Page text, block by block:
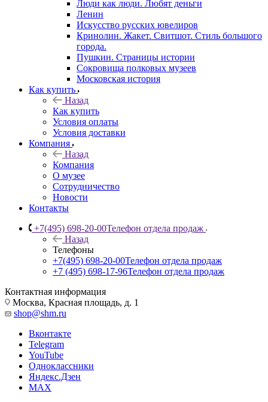
Люди как люди. Любят деньги
Ленин
Искусство русских ювелиров
Кринолин. Жакет. Свитшот. Стиль большого
города.
Пушкин. Страницы истории
Сокровища полковых музеев
Московская история
Как купить
Назад
Как купить
Условия оплаты
Условия доставки
Компания
Назад
Компания
О музее
Сотрудничество
Новости
Контакты
+7(495) 698-20-00Телефон отдела продаж
Назад
Телефоны
+7(495) 698-20-00Телефон отдела продаж
+7 (495) 698-17-96Телефон отдела продаж
Контактная информация
Москва, Красная площадь, д. 1
shop@shm.ru
Вконтакте
Telegram
YouTube
Одноклассники
Яндекс.Дзен
MAX